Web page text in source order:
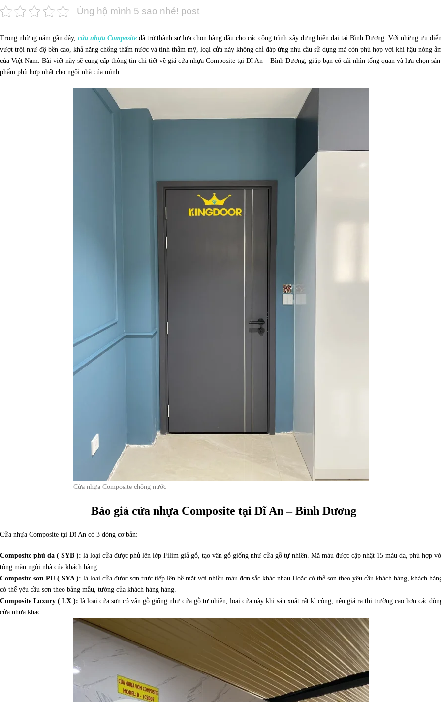
Ủng hộ mình 5 sao nhé! post
Trong những năm gần đây, cửa nhựa Composite đã trở thành sự lựa chọn hàng đầu cho các công trình xây dựng hiện đại tại Bình Dương. Với những ưu
vượt trội như độ bền cao, khả năng chống thấm nước và tính thẩm mỹ, loại cửa này không chỉ đáp ứng nhu cầu sử dụng mà còn phù hợp với khí hậu nóng
của Việt Nam. Bài viết này sẽ cung cấp thông tin chi tiết về giá cửa nhựa Composite tại Dĩ An – Bình Dương, giúp bạn có cái nhìn tổng quan và lựa chọn sản
phẩm phù hợp nhất cho ngôi nhà của mình.
Cửa nhựa Composite chống nước
Báo giá cửa nhựa Composite tại Dĩ An – Bình Dương
Cửa nhựa Composite tại Dĩ An có 3 dòng cơ bản:
Composite phủ da ( SYB ): là loại cửa được phủ lên lớp Filim giả gỗ, tạo vân gỗ giống như cửa gỗ tự nhiên. Mã màu được cập nhật 15 màu da, phù hợp
tông màu ngôi nhà của khách hàng.
Composite sơn PU ( SYA ): là loại cửa được sơn trực tiếp lên bề mặt với nhiều màu đơn sắc khác nhau.Hoặc có thể sơn theo yêu cầu khách hàng, khách
có thể yêu cầu sơn theo bảng mẫu, tường của khách hàng hàng.
Composite Luxury ( LX ): là loại cửa sơn có vân gỗ giống như cửa gỗ tự nhiên, loại cửa này khi sản xuất rất kì công, nên giá ra thị trường cao hơn các
cửa nhựa khác.